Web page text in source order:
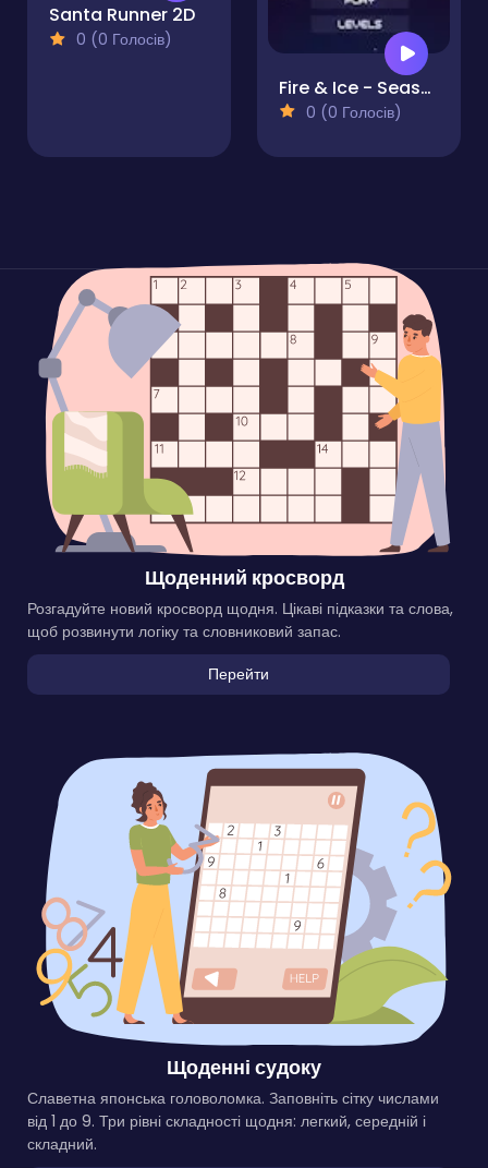
Santa Runner 2D
0 (0 Голосів)
Fire & Ice - Season 2
0 (0 Голосів)
Щоденний кросворд
Розгадуйте новий кросворд щодня. Цікаві підказки та слова,
щоб розвинути логіку та словниковий запас.
Перейти
Щоденні судоку
Славетна японська головоломка. Заповніть сітку числами
від 1 до 9. Три рівні складності щодня: легкий, середній і
складний.